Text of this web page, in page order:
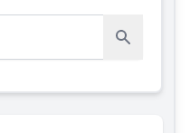
Rechercher